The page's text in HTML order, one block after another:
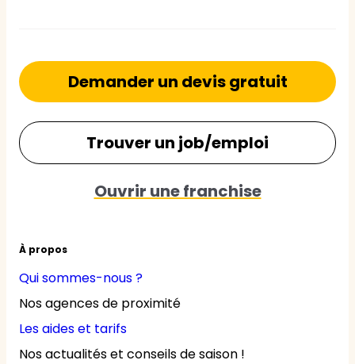
À propos
Qui sommes-nous ?
Nos agences de proximité
Les aides et tarifs
Nos actualités et conseils de saison !
Demander un devis gratuit
Trouver un job/emploi
Ouvrir une franchise